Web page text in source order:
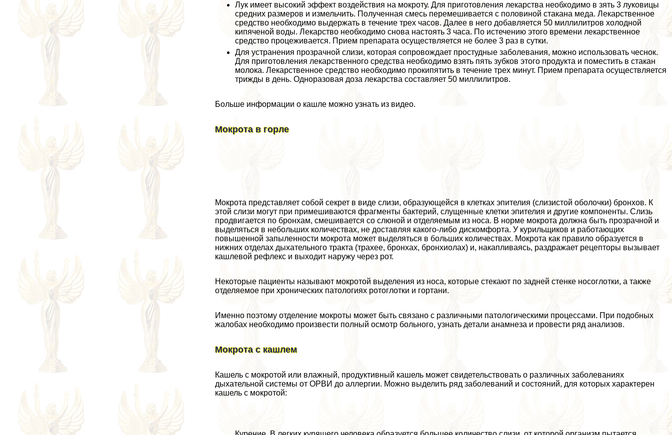
Лук имеет высокий эффект воздействия на мокроту. Для приготовления лекарства необходимо в зять 3 луковицы
средних размеров и измельчить. Полученная смесь перемешивается с половиной стакана меда. Лекарственное
средство необходимо выдержать в течение трех часов. Далее в него добавляется 50 миллилитров холодной
кипяченой воды. Лекарство необходимо снова настоять 3 часа. По истечению этого времени лекарственное
средство процеживается. Прием препарата осуществляется не более 3 раз в сутки.
Для устранения прозрачной слизи, которая сопровождает простудные заболевания, можно использовать чеснок.
Для приготовления лекарственного средства необходимо взять пять зубков этого продукта и поместить в стакан
молока. Лекарственное средство необходимо прокипятить в течение трех минут. Прием препарата осуществляется
трижды в день. Одноразовая доза лекарства составляет 50 миллилитров.
Больше информации о кашле можно узнать из видео.
Мокрота в горле
Мокрота представляет собой секрет в виде слизи, образующейся в клетках эпителия (слизистой оболочки) бронхов. К
этой слизи могут при примешиваются фрагменты бактерий, слущенные клетки эпителия и другие компоненты. Слизь
продвигается по бронхам, смешивается со слюной и отделяемым из носа. В норме мокрота должна быть прозрачной и
выделяться в небольших количествах, не доставляя какого-либо дискомфорта. У курильщиков и работающих
повышенной запыленности мокрота может выделяться в больших количествах. Мокрота как правило образуется в
нижних отделах дыхательного тpaкта (трахее, бронхах, бронхиолах) и, накапливаясь, раздражает рецепторы вызывает
кашлевой рефлекс и выходит наружу через рот.
Некоторые пациенты называют мокротой выделения из носа, которые стекают по задней стенке носоглотки, а также
отделяемое при хронических патологиях ротоглотки и гортани.
Именно поэтому отделение мокроты может быть связано с различными патологическими процессами. При подобных
жалобах необходимо произвести полный осмотр больного, узнать детали анамнеза и провести ряд анализов.
Мокрота с кашлем
Кашель с мокротой или влажный, продуктивный кашель может свидетельствовать о различных заболеваниях
дыхательной системы от ОРВИ до аллергии. Можно выделить ряд заболеваний и состояний, для которых хаpaктерен
кашель с мокротой: